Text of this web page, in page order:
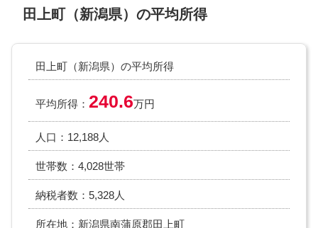
田上町（新潟県）の平均所得
田上町（新潟県）の平均所得
平均所得： 240.6万円
人口：12,188人
世帯数：4,028世帯
納税者数：5,328人
所在地：新潟県南蒲原郡田上町